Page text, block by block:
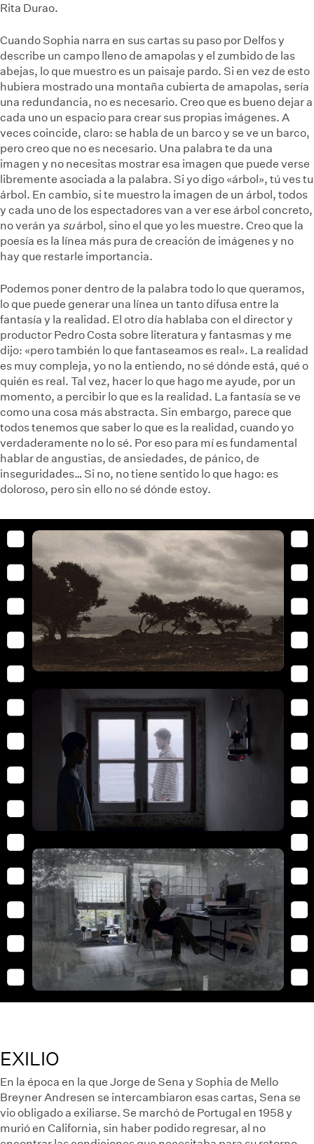
Rita Durao.
Cuando Sophia narra en sus cartas su paso por Delfos y
describe un campo lleno de amapolas y el zumbido de las
abejas, lo que muestro es un paisaje pardo. Si en vez de esto
hubiera mostrado una montaña cubierta de amapolas, sería
una redundancia, no es necesario. Creo que es bueno dejar a
cada uno un espacio para crear sus propias imágenes. A
veces coincide, claro: se habla de un barco y se ve un barco,
pero creo que no es necesario. Una palabra te da una
imagen y no necesitas mostrar esa imagen que puede verse
libremente asociada a la palabra. Si yo digo «árbol», tú ves tu
árbol. En cambio, si te muestro la imagen de un árbol, todos
y cada uno de los espectadores van a ver ese árbol concreto,
no verán ya suárbol, sino el que yo les muestre. Creo que la
poesía es la línea más pura de creación de imágenes y no
hay que restarle importancia.
Podemos poner dentro de la palabra todo lo que queramos,
lo que puede generar una línea un tanto difusa entre la
fantasía y la realidad. El otro día hablaba con el director y
productor Pedro Costa sobre literatura y fantasmas y me
dijo: «pero también lo que fantaseamos es real». La realidad
es muy compleja, yo no la entiendo, no sé dónde está, qué o
quién es real. Tal vez, hacer lo que hago me ayude, por un
momento, a percibir lo que es la realidad. La fantasía se ve
como una cosa más abstracta. Sin embargo, parece que
todos tenemos que saber lo que es la realidad, cuando yo
verdaderamente no lo sé. Por eso para mí es fundamental
hablar de angustias, de ansiedades, de pánico, de
inseguridades… Si no, no tiene sentido lo que hago: es
doloroso, pero sin ello no sé dónde estoy.
EXILIO
En la época en la que Jorge de Sena y Sophia de Mello
Breyner Andresen se intercambiaron esas cartas, Sena se
vio obligado a exiliarse. Se marchó de Portugal en 1958 y
murió en California, sin haber podido regresar, al no